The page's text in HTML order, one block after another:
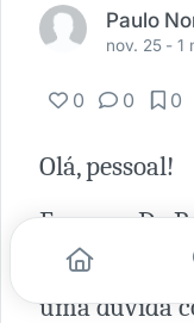
nov. 25 -1
0 0 0
Olá, pessoal!
Eu sou o Dr.
uma dúvida